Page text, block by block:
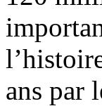
ans par